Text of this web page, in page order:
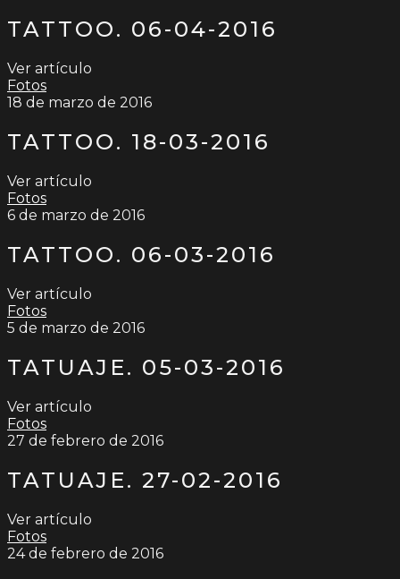
TATTOO. 06-04-2016
Ver artículo
Fotos
18 de marzo de 2016
TATTOO. 18-03-2016
Ver artículo
Fotos
6 de marzo de 2016
TATTOO. 06-03-2016
Ver artículo
Fotos
5 de marzo de 2016
TATUAJE. 05-03-2016
Ver artículo
Fotos
27 de febrero de 2016
TATUAJE. 27-02-2016
Ver artículo
Fotos
24 de febrero de 2016